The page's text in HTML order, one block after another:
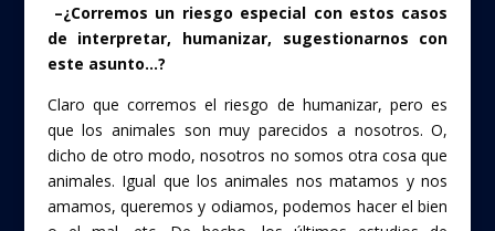
–¿Corremos un riesgo especial con estos casos
de interpretar, humanizar, sugestionarnos con
este asunto…?
Claro que corremos el riesgo de humanizar, pero es
que los animales son muy parecidos a nosotros. O,
dicho de otro modo, nosotros no somos otra cosa que
animales. Igual que los animales nos matamos y nos
amamos, queremos y odiamos, podemos hacer el bien